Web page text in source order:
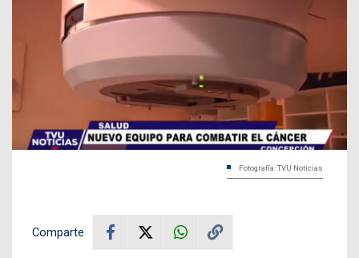
Fotografía: TVU Noticias
Comparte